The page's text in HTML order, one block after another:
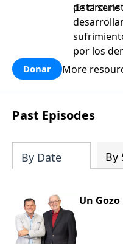
de
¡Esta
por los
Donar More
Past Episodes
By Date By
Un